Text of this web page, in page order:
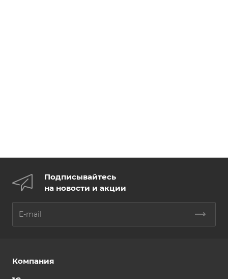
Подписывайтесь
на новости и акции
Компания